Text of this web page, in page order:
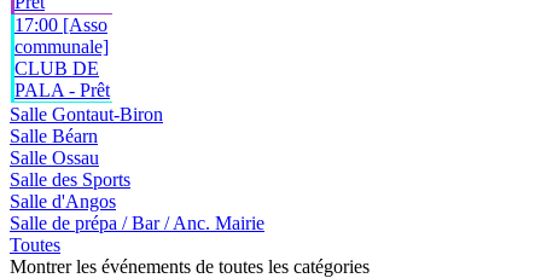
17:00 [Asso
communale]
CLUB DE
PALA - Prêt
Salle Gontaut-Biron
Salle Béarn
Salle Ossau
Salle des Sports
Salle d'Angos
Salle de prépa / Bar / Anc. Mairie
Toutes
Montrer les événements de toutes les catégories